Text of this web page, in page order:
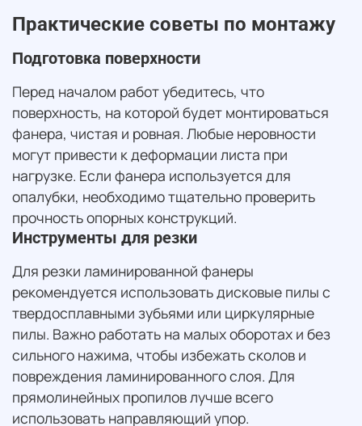
Практические советы по монтажу
Подготовка поверхности
Перед началом работ убедитесь, что
поверхность, на которой будет монтироваться
фанера, чистая и ровная. Любые неровности
могут привести к деформации листа при
нагрузке. Если фанера используется для
опалубки, необходимо тщательно проверить
прочность опорных конструкций.
Инструменты для резки
Для резки ламинированной фанеры
рекомендуется использовать дисковые пилы с
твердосплавными зубьями или циркулярные
пилы. Важно работать на малых оборотах и без
сильного нажима, чтобы избежать сколов и
повреждения ламинированного слоя. Для
прямолинейных пропилов лучше всего
использовать направляющий упор.